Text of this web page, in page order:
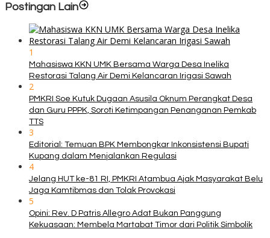
Postingan Lain
1
Mahasiswa KKN UMK Bersama Warga Desa Inelika
Restorasi Talang Air Demi Kelancaran Irigasi Sawah
2
PMKRI Soe Kutuk Dugaan Asusila Oknum Perangkat Desa
dan Guru PPPK, Soroti Ketimpangan Penanganan Pemkab
TTS
3
Editorial: Temuan BPK Membongkar Inkonsistensi Bupati
Kupang dalam Menjalankan Regulasi
4
Jelang HUT ke-81 RI, PMKRI Atambua Ajak Masyarakat Belu
Jaga Kamtibmas dan Tolak Provokasi
5
Opini: Rev. D Patris Allegro Adat Bukan Panggung
Kekuasaan: Membela Martabat Timor dari Politik Simbolik